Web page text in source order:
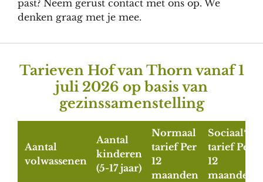
past? Neem gerust contact met ons op. We
denken graag met je mee.
Tarieven Hof van Thorn vanaf 1
juli 2026 op basis van
gezinssamenstelling
Aantal
volwassenen
Aantal
kinderen
(5-17 jaar)
Normaal
tarief Per
12
maanden
Sociaal*
tarief Per
12
maanden